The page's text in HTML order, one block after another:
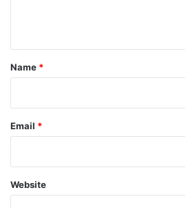
*
Name *
Email *
Website